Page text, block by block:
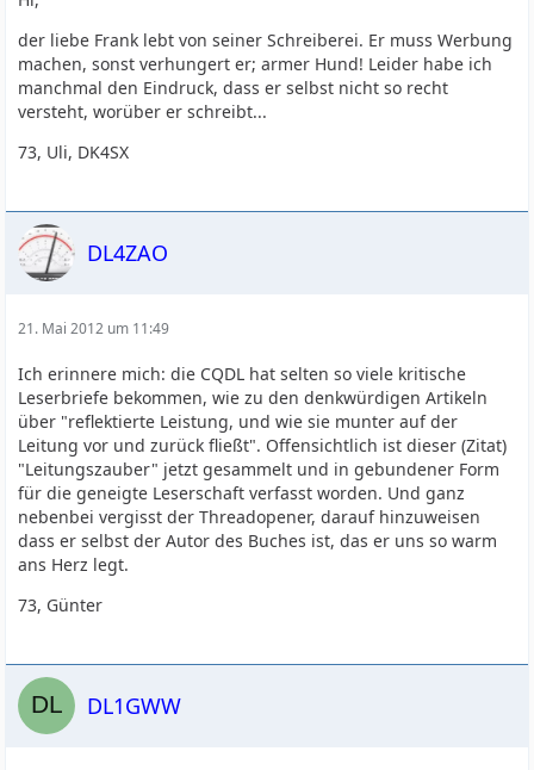
der liebe Frank lebt von seiner Schreiberei. Er muss Werbung
machen, sonst verhungert er; armer Hund! Leider habe ich
manchmal den Eindruck, dass er selbst nicht so recht
versteht, worüber er schreibt...
73, Uli, DK4SX
DL4ZAO
21. Mai 2012 um 11:49
Ich erinnere mich: die CQDL hat selten so viele kritische
Leserbriefe bekommen, wie zu den denkwürdigen Artikeln
über "reflektierte Leistung, und wie sie munter auf der
Leitung vor und zurück fließt". Offensichtlich ist dieser (Zitat)
"Leitungszauber" jetzt gesammelt und in gebundener Form
für die geneigte Leserschaft verfasst worden. Und ganz
nebenbei vergisst der Threadopener, darauf hinzuweisen
dass er selbst der Autor des Buches ist, das er uns so warm
ans Herz legt.
73, Günter
DL1GWW